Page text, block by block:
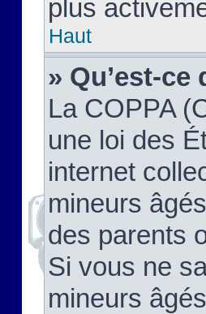
plus
Haut
» Qu’est-ce
La COPPA
une loi des
internet
mineurs
des parents
Si vous ne
mineurs